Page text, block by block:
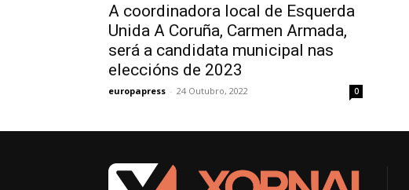
A coordinadora local de Esquerda
Unida A Coruña, Carmen Armada,
será a candidata municipal nas
eleccións de 2023
europapress - 24 Outubro, 2022 0